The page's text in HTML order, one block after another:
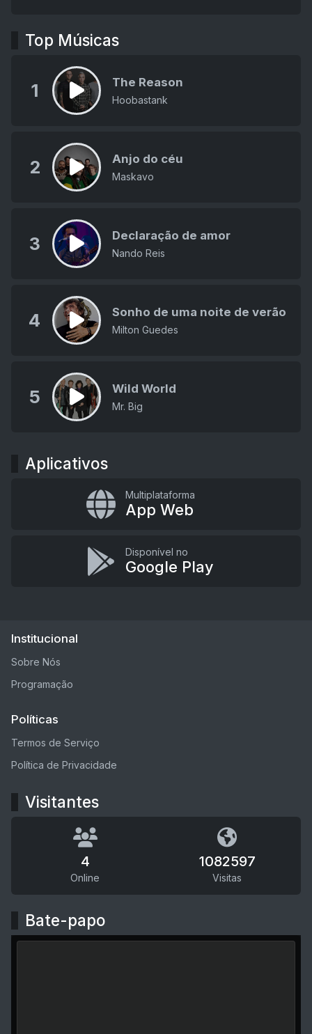
Top Músicas
1 The Reason
Hoobastank
2 Anjo do céu
Maskavo
3 Declaração de amor
Nando Reis
4 Sonho de uma noite de verão
Milton Guedes
5 Wild World
Mr. Big
Aplicativos
Multiplataforma
App Web
Disponível no
Google Play
Institucional
Sobre Nós
Programação
Políticas
Termos de Serviço
Política de Privacidade
Visitantes
4
Online
1082597
Visitas
Bate-papo